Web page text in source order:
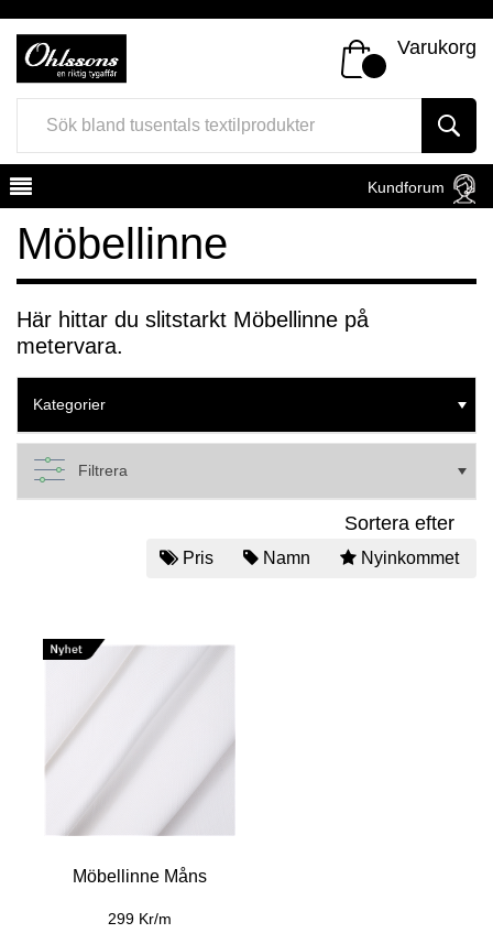
Varukorg
Kundforum
Register
Möbellinne
Här hittar du slitstarkt Möbellinne på
metervara.
Kategorier
Filtrera
Sortera efter
Pris Namn Nyinkommet
Möbellinne Måns
299 Kr/m